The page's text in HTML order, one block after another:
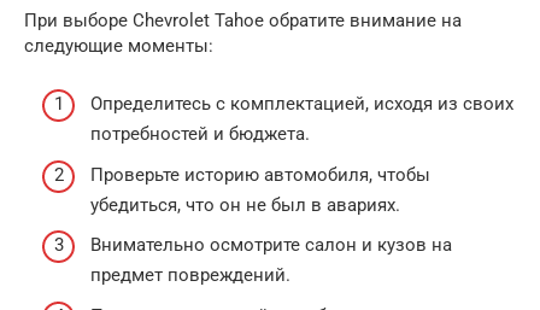
При выборе Chevrolet Tahoe обратите внимание на
следующие моменты:
Определитесь с комплектацией, исходя из своих
потребностей и бюджета.
Проверьте историю автомобиля, чтобы
убедиться, что он не был в авариях.
Внимательно осмотрите салон и кузов на
предмет повреждений.